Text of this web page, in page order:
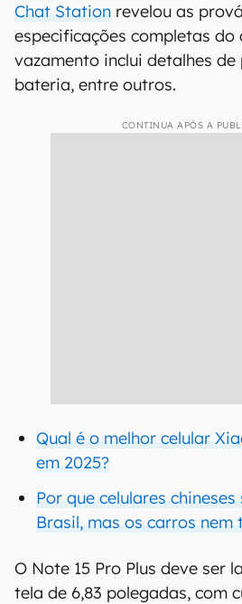
Chat Station revelou as
especificações completas
vazamento inclui detalhes
bateria, entre outros.
CONTINUA APÓS A
Qual é o melhor celular
em 2025?
Por que celulares
Brasil, mas os carros nem
O Note 15 Pro Plus deve ser
tela de 6,83 polegadas, com